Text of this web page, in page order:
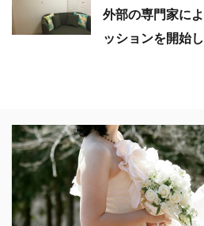
外部の専門家に
ッションを開始